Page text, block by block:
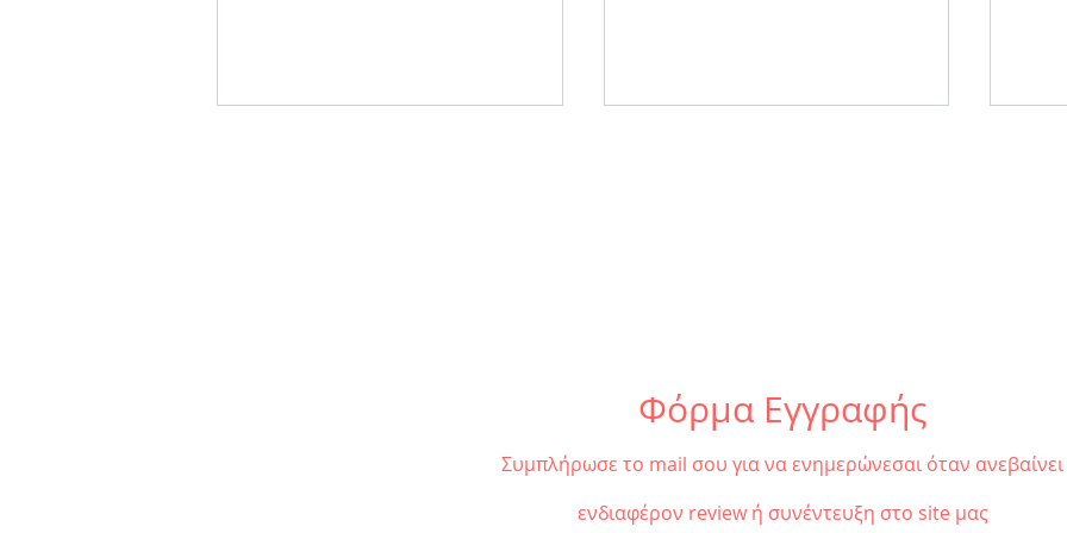
τόσο εύθραυστη και
διάφανη όσο το γυαλί
Φόρμα Εγγραφής
Συμπλήρωσε το mail σου για να ενημερώνεσαι όταν ανεβαίνει
ενδιαφέρον review ή συνέντευξη στο site μας